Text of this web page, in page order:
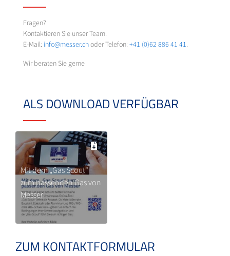
Fragen?
Kontaktieren Sie unser Team.
E-Mail: info@messer.choder Telefon: +41 (0)62 886 41 41.
Wir beraten Sie gerne
ALS DOWNLOAD VERFÜGBAR
Mit dem „Gas Scout“
zum passenden Gas von
Messer
ZUM KONTAKTFORMULAR